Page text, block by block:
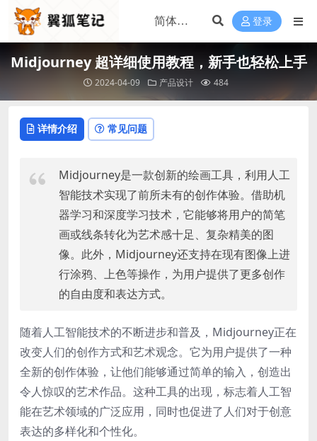
登录
Midjourney 超详细使用教程，新手也轻松上手
2024-04-09 产品设计 484
详情介绍 常见问题
Midjourney是一款创新的绘画工具，利用人工
智能技术实现了前所未有的创作体验。借助机
器学习和深度学习技术，它能够将用户的简笔
画或线条转化为艺术感十足、复杂精美的图
像。此外，Midjourney还支持在现有图像上进
行涂鸦、上色等操作，为用户提供了更多创作
的自由度和表达方式。
随着人工智能技术的不断进步和普及，Midjourney正在
改变人们的创作方式和艺术观念。它为用户提供了一种
全新的创作体验，让他们能够通过简单的输入，创造出
令人惊叹的艺术作品。这种工具的出现，标志着人工智
能在艺术领域的广泛应用，同时也促进了人们对于创意
表达的多样化和个性化。